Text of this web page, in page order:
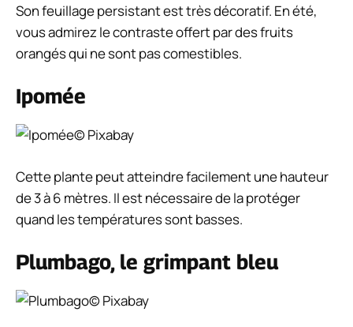
Son feuillage persistant est très décoratif. En été,
vous admirez le contraste offert par des fruits
orangés qui ne sont pas comestibles.
Ipomée
© Pixabay
Cette plante peut atteindre facilement une hauteur
de 3 à 6 mètres. Il est nécessaire de la protéger
quand les températures sont basses.
Plumbago, le grimpant bleu
© Pixabay